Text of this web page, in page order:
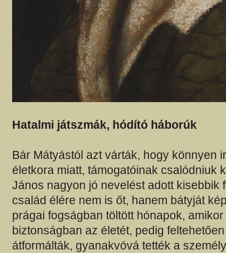
Hatalmi játszmák, hódító háborúk
Bár Mátyástól azt várták, hogy könnyen
életkora miatt, támogatóinak csalódniuk
János nagyon jó nevelést adott kisebbik
család élére nem is őt, hanem bátyját
prágai fogságban töltött hónapok,
biztonságban az életét, pedig
átformálták, gyanakvóvá tették a